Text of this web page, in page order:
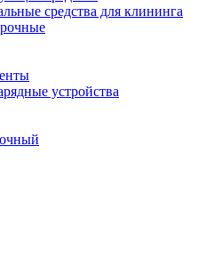
средства для клининга
устройства